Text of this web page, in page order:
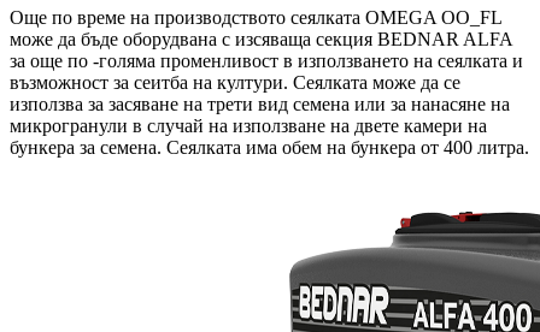
Още по време на производството сеялката OMEGA OO_FL
може да бъде оборудвана с изсяваща секция BEDNAR ALFA
за още по -голяма променливост в използването на сеялката и
възможност за сеитба на култури. Сеялката може да се
използва за засяване на трети вид семена или за нанасяне на
микрогранули в случай на използване на двете камери на
бункера за семена. Сеялката има обем на бункера от 400 литра.